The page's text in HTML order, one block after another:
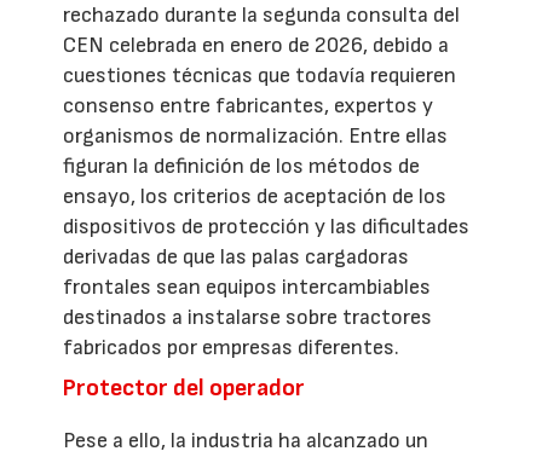
rechazado durante la segunda consulta del
CEN celebrada en enero de 2026, debido a
cuestiones técnicas que todavía requieren
consenso entre fabricantes, expertos y
organismos de normalización. Entre ellas
figuran la definición de los métodos de
ensayo, los criterios de aceptación de los
dispositivos de protección y las dificultades
derivadas de que las palas cargadoras
frontales sean equipos intercambiables
destinados a instalarse sobre tractores
fabricados por empresas diferentes.
Protector del operador
Pese a ello, la industria ha alcanzado un